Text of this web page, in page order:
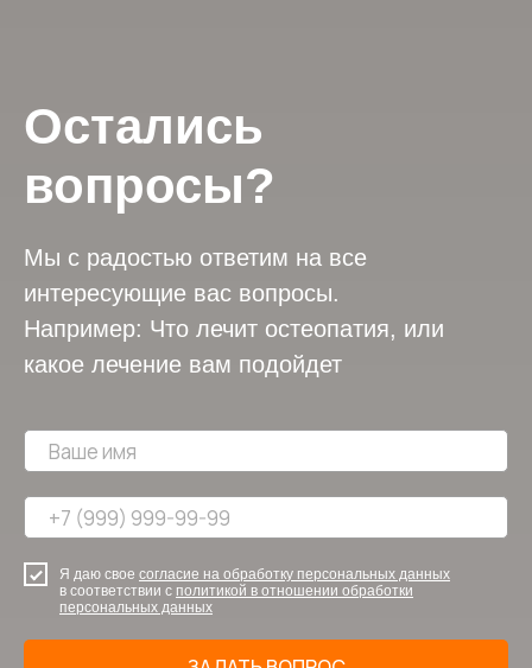
Остались
вопросы?
Мы с радостью ответим на все
интересующие вас вопросы.
Например: Что лечит остеопатия, или
какое лечение вам подойдет
Я даю свое согласие на обработку персональных данных
в соответствии с политикой в отношении обработки
персональных данных